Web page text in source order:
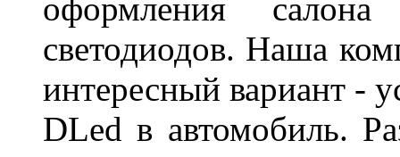
оформления
светодиодов. Наша
интересный вариант -
DLed в автомобиль.